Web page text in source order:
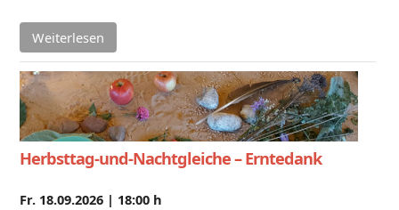
Weiterlesen
Herbsttag-und-Nachtgleiche – Erntedank
Fr. 18.09.2026 | 18:00 h